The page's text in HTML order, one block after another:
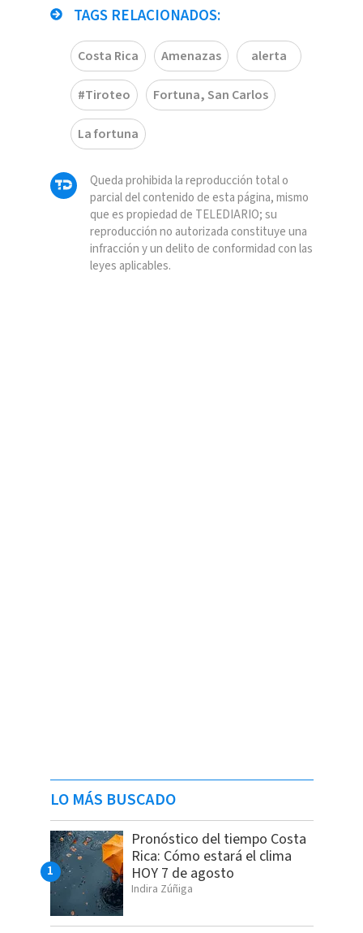
TAGS RELACIONADOS:
Costa Rica Amenazas alerta
#Tiroteo Fortuna, San Carlos
La fortuna
Queda prohibida la reproducción total o
parcial del contenido de esta página, mismo
que es propiedad de TELEDIARIO; su
reproducción no autorizada constituye una
infracción y un delito de conformidad con las
leyes aplicables.
LO MÁS BUSCADO
Pronóstico del tiempo Costa
Rica: Cómo estará el clima
HOY 7 de agosto
Indira Zúñiga